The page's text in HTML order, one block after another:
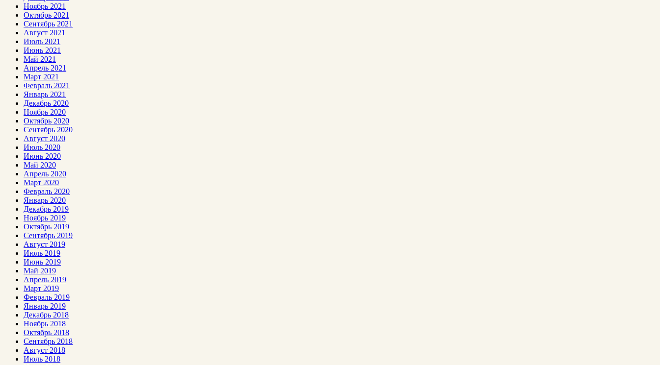
Ноябрь 2021
Октябрь 2021
Сентябрь 2021
Август 2021
Июль 2021
Июнь 2021
Май 2021
Апрель 2021
Март 2021
Февраль 2021
Январь 2021
Декабрь 2020
Ноябрь 2020
Октябрь 2020
Сентябрь 2020
Август 2020
Июль 2020
Июнь 2020
Май 2020
Апрель 2020
Март 2020
Февраль 2020
Январь 2020
Декабрь 2019
Ноябрь 2019
Октябрь 2019
Сентябрь 2019
Август 2019
Июль 2019
Июнь 2019
Май 2019
Апрель 2019
Март 2019
Февраль 2019
Январь 2019
Декабрь 2018
Ноябрь 2018
Октябрь 2018
Сентябрь 2018
Август 2018
Июль 2018